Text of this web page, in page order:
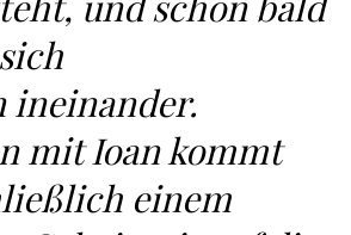
ineinander.
mit Ioan kommt
einem